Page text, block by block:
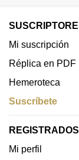
Mi suscripción
Réplica en PDF
Hemeroteca
Suscríbete
REGISTRADOS
Mi perfil